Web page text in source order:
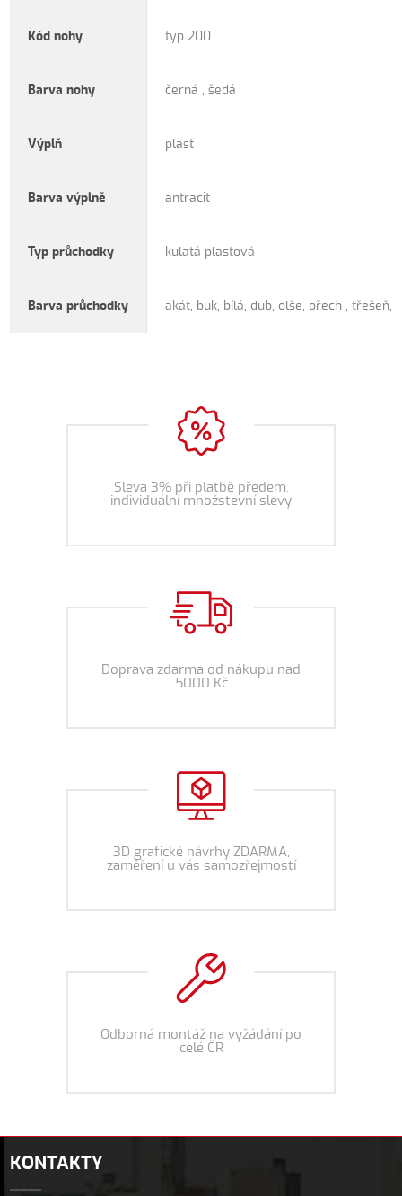
Kód nohy typ 200
Barva nohy černá , šedá
Výplň plast
Barva výplně antracit
Typ průchodky kulatá plastová
Barva průchodky akát, buk, bílá, dub, olše, ořech , třešeň,
Sleva 3% při platbě předem,
individuální množstevní slevy
Doprava zdarma od nákupu nad
5000 Kč
3D grafické návrhy ZDARMA,
zaměření u vás samozřejmostí
Odborná montáž na vyžádání po
celé ČR
KONTAKTY